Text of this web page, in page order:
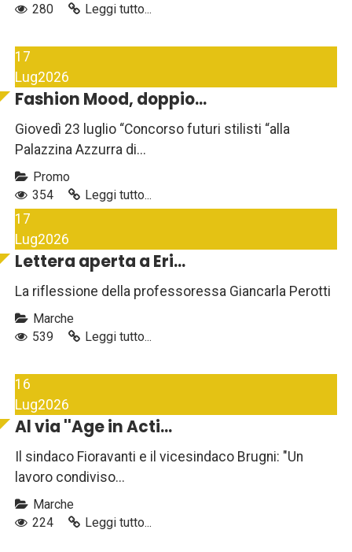
280
Leggi tutto...
17
Lug2026
Fashion Mood, doppio...
Giovedì 23 luglio “Concorso futuri stilisti “alla
Palazzina Azzurra di...
Promo
354
Leggi tutto...
17
Lug2026
Lettera aperta a Eri...
La riflessione della professoressa Giancarla Perotti
Marche
539
Leggi tutto...
16
Lug2026
Al via ''Age in Acti...
Il sindaco Fioravanti e il vicesindaco Brugni: "Un
lavoro condiviso...
Marche
224
Leggi tutto...